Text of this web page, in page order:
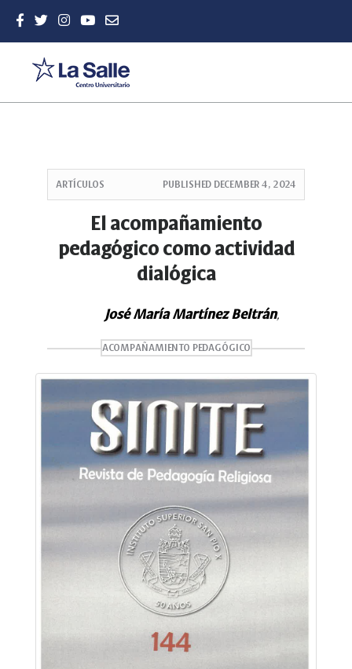
ARTÍCULOS PUBLISHED DECEMBER 4, 2024
El acompañamiento
pedagógico como actividad
dialógica
José María Martínez Beltrán,
ACOMPAÑAMIENTO PEDAGÓGICO